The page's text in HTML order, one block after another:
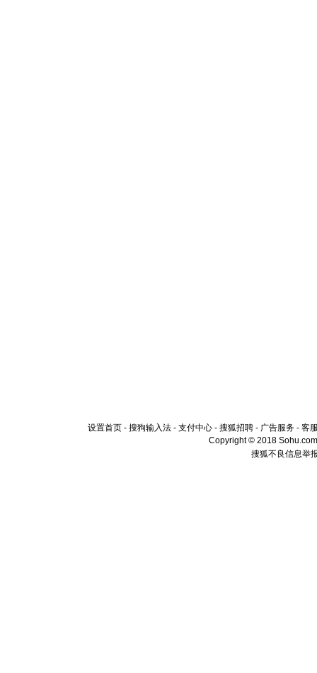
设置首页 - 搜狗输入法 - 支付中心 - 搜狐招聘 - 广告服务 - 客
Copyright © 2018
搜狐不良信息举